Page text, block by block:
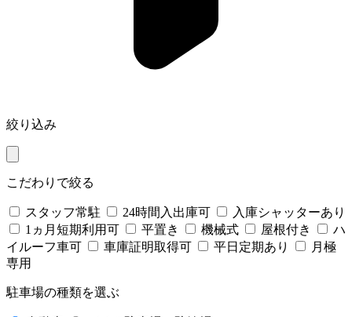
絞り込み
こだわりで絞る
スタッフ常駐 24時間入出庫可
入庫シャッターあり
1ヵ月短期利用可
平置き 機械式 屋根付き
ハ
イルーフ車可
車庫証明取得可 平日定期あり
月極
専用
駐車場の種類を選ぶ